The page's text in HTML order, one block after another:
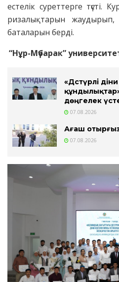
естелік суреттерге түсті.
ризалықтарын
баталарын берді.
“Нұр-Мүбарак”
«Дәстүрлі
дөңгелек
07.08.2026
Ағаш
07.08.2026